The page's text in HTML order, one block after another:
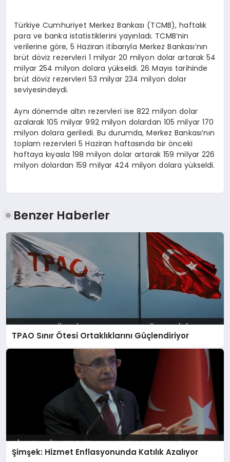
Türkiye Cumhuriyet Merkez Bankası (TCMB), haftalık
para ve banka istatistiklerini yayınladı. TCMB’nin
verilerine göre, 5 Haziran itibarıyla Merkez Bankası’nın
brüt döviz rezervleri 1 milyar 20 milyon dolar artarak 54
milyar 254 milyon dolara yükseldi. 26 Mayıs tarihinde
brüt döviz rezervleri 53 milyar 234 milyon dolar
seviyesindeydi.
Aynı dönemde altın rezervleri ise 822 milyon dolar
azalarak 105 milyar 992 milyon dolardan 105 milyar 170
milyon dolara geriledi. Bu durumda, Merkez Bankası’nın
toplam rezervleri 5 Haziran haftasında bir önceki
haftaya kıyasla 198 milyon dolar artarak 159 milyar 226
milyon dolardan 159 milyar 424 milyon dolara yükseldi.
Benzer Haberler
TPAO Sınır Ötesi Ortaklıklarını Güçlendiriyor
Şimşek: Hizmet Enflasyonunda Katılık Azalıyor